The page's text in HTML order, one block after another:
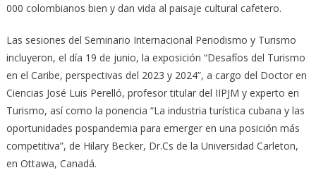
000 colombianos bien y dan vida al paisaje cultural cafetero.
Las sesiones del Seminario Internacional Periodismo y Turismo
incluyeron, el día 19 de junio, la exposición “Desafíos del Turismo
en el Caribe, perspectivas del 2023 y 2024”, a cargo del Doctor en
Ciencias José Luis Perelló, profesor titular del IIPJM y experto en
Turismo, así como la ponencia “La industria turística cubana y las
oportunidades pospandemia para emerger en una posición más
competitiva”, de Hilary Becker, Dr.Cs de la Universidad Carleton,
en Ottawa, Canadá.